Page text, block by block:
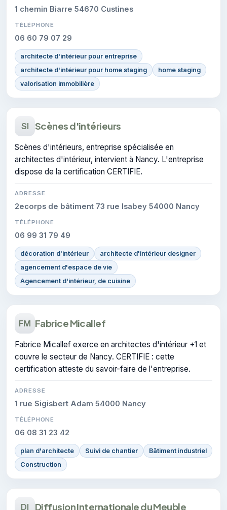
1 chemin Biarre 54670 Custines
TÉLÉPHONE
06 60 79 07 29
architecte d'intérieur pour entreprise
architecte d'intérieur pour home staging
home staging
valorisation immobilière
SI Scènes d'intérieurs
Scènes d'intérieurs, entreprise spécialisée en
architectes d'intérieur, intervient à Nancy. L'entreprise
dispose de la certification CERTIFIE.
ADRESSE
2ecorps de bâtiment 73 rue Isabey 54000 Nancy
TÉLÉPHONE
06 99 31 79 49
décoration d'intérieur
architecte d'intérieur designer
agencement d'espace de vie
Agencement d'intérieur, de cuisine
FM Fabrice Micallef
Fabrice Micallef exerce en architectes d'intérieur +1 et
couvre le secteur de Nancy. CERTIFIE : cette
certification atteste du savoir-faire de l'entreprise.
ADRESSE
1 rue Sigisbert Adam 54000 Nancy
TÉLÉPHONE
06 08 31 23 42
plan d'architecte Suivi de chantier
Bâtiment industriel
Construction
DI Diffusion Internationale du Meuble